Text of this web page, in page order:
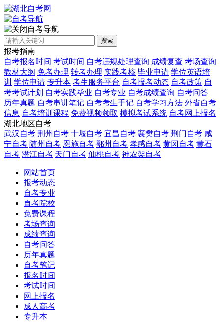
自考导航
搜索
报考指南
自考报名时间 考试时间 自考违规处理查询 成绩复查 考场查询
教材大纲 免考办理 转考办理 实践考核 毕业申请 学位英语培
训 学位申请 专升本 考生服务平台 自考报考动态 自考政策 自
考考试计划 自考实践毕业 自考专业 自考成绩查询 自考问答
历年真题 自考串讲笔记 自考考生手记 自考学习方法 外省自考
信息 自考培训课程 免费视频领取 模拟考试系统 自考网上报名
湖北地区自考
武汉自考 荆州自考 十堰自考 宜昌自考 襄樊自考 荆门自考 咸
宁自考 随州自考 恩施自考 鄂州自考 孝感自考 黄冈自考 黄石
自考 潜江自考 天门自考 仙桃自考 神农架自考
网站首页
报考动态
自考专业
自考院校
免费课程
考场查询
成绩查询
自考问答
历年真题
自考笔记
报名时间
考试时间
网上报名
成人高考
专升本